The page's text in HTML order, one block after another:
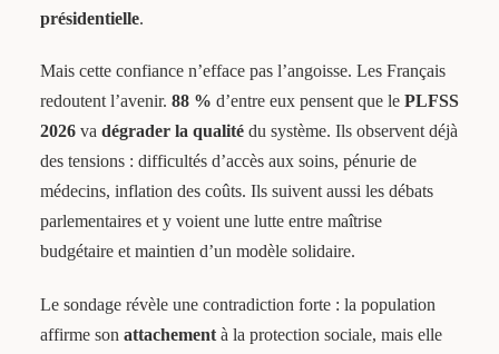
présidentielle.
Mais cette confiance n’efface pas l’angoisse. Les Français
redoutent l’avenir. 88 % d’entre eux pensent que le PLFSS
2026va dégrader la qualitédu système. Ils observent déjà
des tensions : difficultés d’accès aux soins, pénurie de
médecins, inflation des coûts. Ils suivent aussi les débats
parlementaires et y voient une lutte entre maîtrise
budgétaire et maintien d’un modèle solidaire.
Le sondage révèle une contradiction forte : la population
affirme son attachementà la protection sociale, mais elle